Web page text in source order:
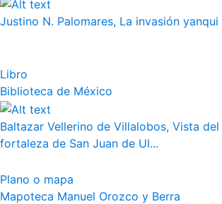
Justino N. Palomares, La invasión yanqui
Libro
Biblioteca de México
Baltazar Vellerino de Villalobos, Vista
fortaleza de San Juan de Ul...
Plano o mapa
Mapoteca Manuel Orozco y Berra